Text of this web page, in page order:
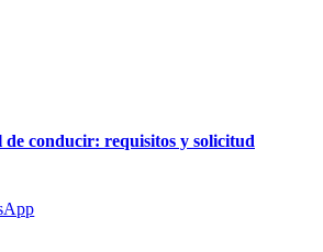
conducir: requisitos y solicitud